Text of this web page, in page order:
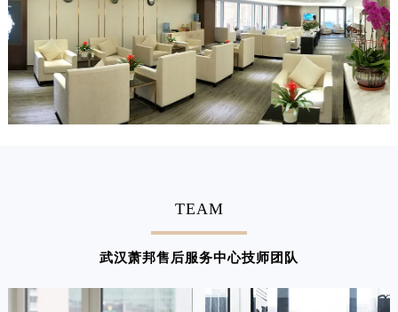
TEAM
武汉萧邦售后服务中心技师团队